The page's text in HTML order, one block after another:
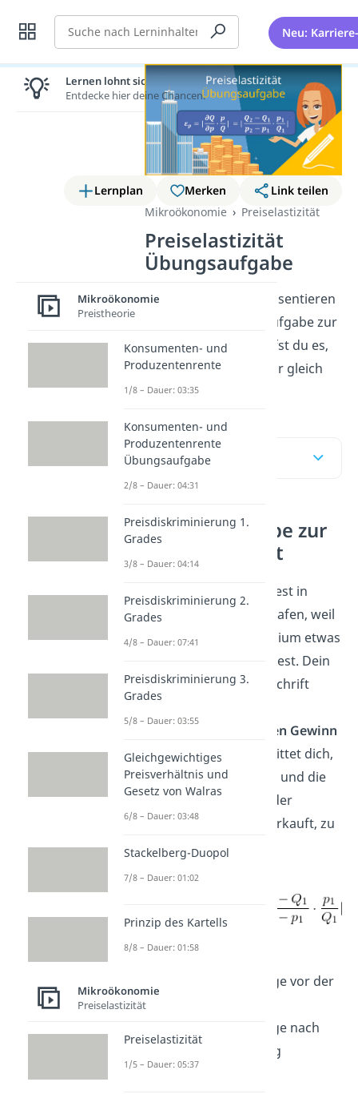
Suche Neu:
Lernplan Merken
Link teilen
Mikroökonomie
Preiselastizität
Preiselastizität
Übungsaufgabe
Hier und im
präsentieren
wir dir eine Übungsaufgabe zur
Preiselastizität. Schaffst du es,
sie zu lösen? Legen wir gleich
los.
Inhaltsübersicht
Übungsaufgabe zur
Preiselastizität
Stell dir vor, du arbeitest in
einem Kiosk am Flughafen, weil
du dir zu deinem Studium etwas
dazuverdienen möchtest. Dein
Chef hat in einer Zeitschrift
Preiselastizität für den Gewinn
entscheidend
ist. Er bittet dich,
diePreiselastizität ε
und die
Formelkurz anhand der
Schokolade, die ihr verkauft, zu
erläutern.
Dabei gilt:
: Verkaufsmenge vor der
: Verkaufsmenge nach
der Preisänderung
Lernen lohnt sich!
Entdecke hier deine Chancen.
Mikroökonomie
Preistheorie
Konsumenten- und
Produzentenrente
1/8 – Dauer: 03:35
Konsumenten- und
Produzentenrente
Übungsaufgabe
2/8 – Dauer: 04:31
Preisdiskriminierung 1.
Grades
3/8 – Dauer: 04:14
Preisdiskriminierung 2.
Grades
4/8 – Dauer: 07:41
Preisdiskriminierung 3.
Grades
5/8 – Dauer: 03:55
Gleichgewichtiges
Preisverhältnis und
Gesetz von Walras
6/8 – Dauer: 03:48
Stackelberg-Duopol
7/8 – Dauer: 01:02
Prinzip des Kartells
8/8 – Dauer: 01:58
Mikroökonomie
Preiselastizität
Preiselastizität
1/5 – Dauer: 05:37